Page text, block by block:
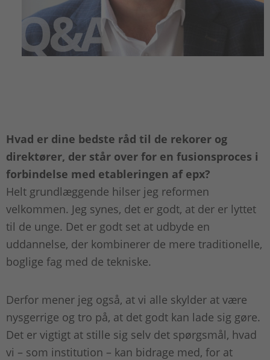
Hvad er dine bedste råd til de rekorer og
direktører, der står over for en fusionsproces i
forbindelse med etableringen af epx?
Helt grundlæggende hilser jeg reformen
velkommen. Jeg synes, det er godt, at der er lyttet
til de unge. Det er godt set at udbyde en
uddannelse, der kombinerer de mere traditionelle,
boglige fag med de tekniske.
Derfor mener jeg også, at vi alle skylder at være
nysgerrige og tro på, at det godt kan lade sig gøre.
Det er vigtigt at stille sig selv det spørgsmål, hvad
vi – som institution – kan bidrage med, for at